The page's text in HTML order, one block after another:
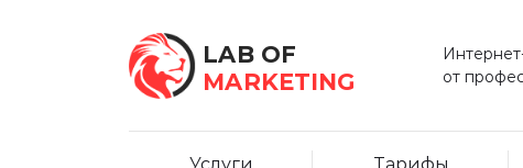
LAB OF
MARKETING
от